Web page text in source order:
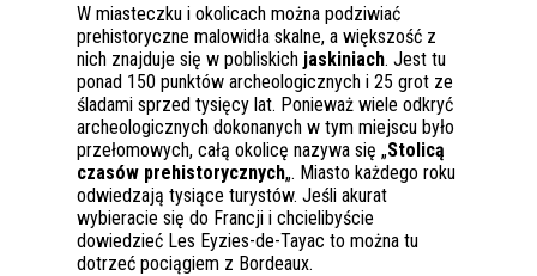
W miasteczku i okolicach można podziwiać
prehistoryczne malowidła skalne, a większość z
nich znajduje się w pobliskich jaskiniach. Jest tu
ponad 150 punktów archeologicznych i 25 grot ze
śladami sprzed tysięcy lat. Ponieważ wiele odkryć
archeologicznych dokonanych w tym miejscu było
przełomowych, całą okolicę nazywa się „Stolicą
czasów prehistorycznych„. Miasto każdego roku
odwiedzają tysiące turystów. Jeśli akurat
wybieracie się do Francji i chcielibyście
dowiedzieć Les Eyzies-de-Tayac to można tu
dotrzeć pociągiem z Bordeaux.